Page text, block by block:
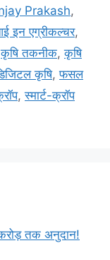
Prakash,
इन एग्रीकल्चर,
कृषि तकनीक,कृषि
कृषि,फसल
,स्मार्ट-क्रॉप
करोड़ तक अनुदान!